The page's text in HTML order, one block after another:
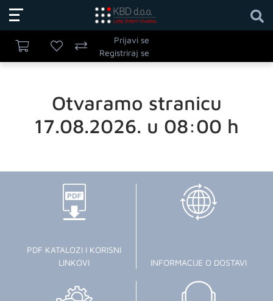
Prijavi se
Registriraj se
Otvaramo stranicu
17.08.2026. u 08:00 h
PDF KATALOZI I KORISNI
LINKOVI
INFORMACIJE O DOSTAVI